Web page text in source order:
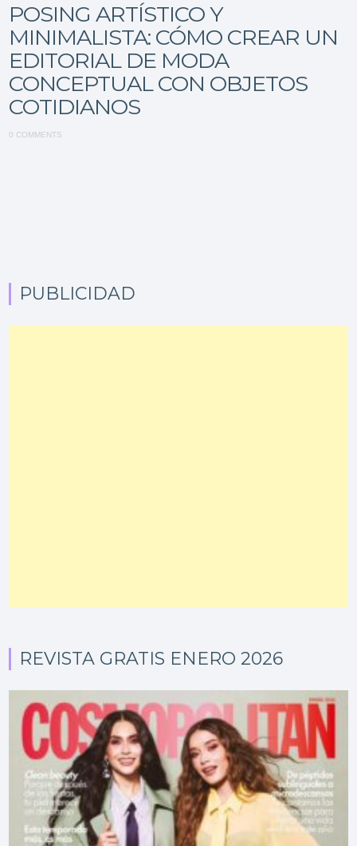
POSING ARTÍSTICO Y
MINIMALISTA: CÓMO CREAR UN
EDITORIAL DE MODA
CONCEPTUAL CON OBJETOS
COTIDIANOS
0 COMMENTS
PUBLICIDAD
REVISTA GRATIS ENERO 2026